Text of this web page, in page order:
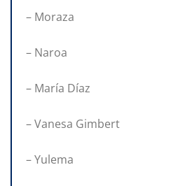
– Moraza
– Naroa
– María Díaz
– Vanesa Gimbert
– Yulema